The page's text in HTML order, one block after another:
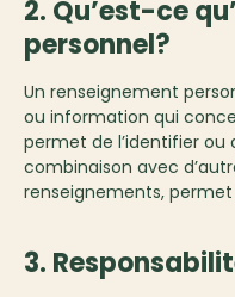
2. Qu’est-ce
personnel?
Un renseignement
ou information qui
permet de l’identifier ou
combinaison avec
renseignements, permet
3.